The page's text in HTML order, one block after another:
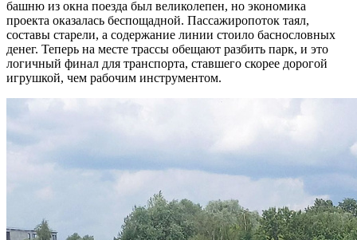
башню из окна поезда был великолепен, но экономика
проекта оказалась беспощадной. Пассажиропоток таял,
составы старели, а содержание линии стоило баснословных
денег. Теперь на месте трассы обещают разбить парк, и это
логичный финал для транспорта, ставшего скорее дорогой
игрушкой, чем рабочим инструментом.